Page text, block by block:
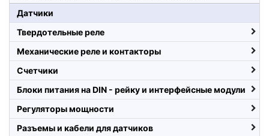
Датчики
Твердотельные реле
Механические реле и контакторы
Счетчики
Блоки питания на DIN - рейку и интерфейсные модули
Регуляторы мощности
Разъемы и кабели для датчиков